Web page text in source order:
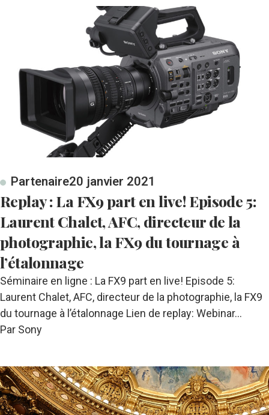
Partenaire20 janvier 2021
Replay : La FX9 part en live! Episode 5:
Laurent Chalet, AFC, directeur de la
photographie, la FX9 du tournage à
l’étalonnage
Séminaire en ligne : La FX9 part en live! Episode 5:
Laurent Chalet, AFC, directeur de la photographie, la FX9
du tournage à l’étalonnage Lien de replay: Webinar…
Par Sony